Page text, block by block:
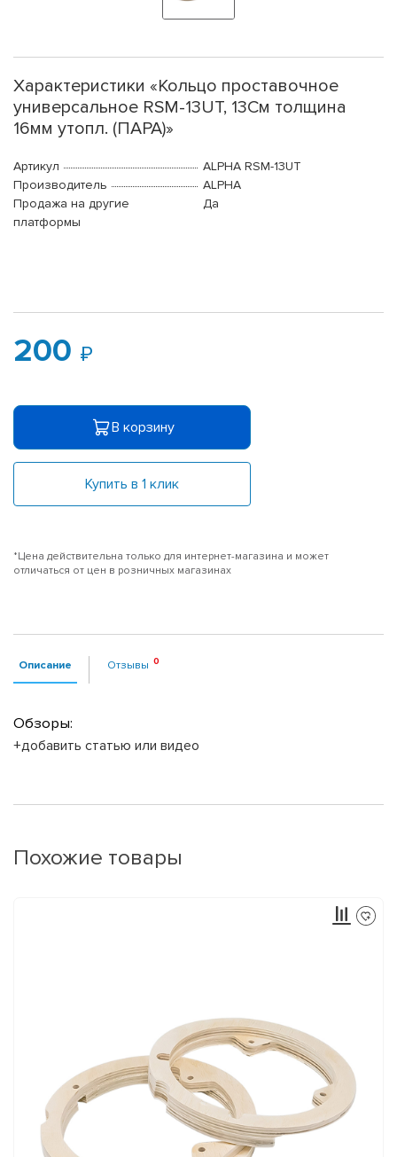
Характеристики «Кольцо проставочное
универсальное RSM-13UT, 13См толщина
16мм утопл. (ПАРА)»
Артикул
ALPHA RSM-13UT
Производитель
ALPHA
Продажа на другие
платформы
Да
200
В корзину
Купить в 1 клик
*Цена действительна только для интернет-магазина и может
отличаться от цен в розничных магазинах
Описание Отзывы
Обзоры:
+добавить статью или видео
Похожие товары